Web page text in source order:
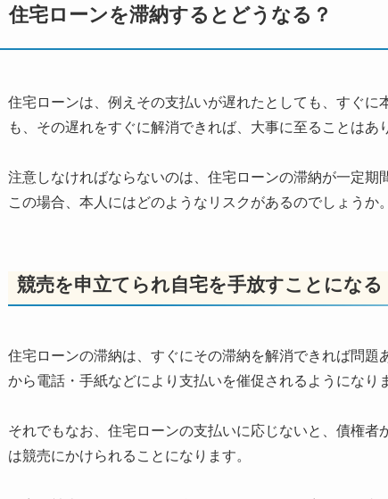
住宅ローンを滞納するとどうなる？
住宅ローンは、例えその支払いが遅れたとしても、すぐ
も、その遅れをすぐに解消できれば、大事に至ることはあ
注意しなければならないのは、住宅ローンの滞納が一定期
この場合、本人にはどのようなリスクがあるのでしょうか。
競売を申立てられ自宅を手放すことになる
住宅ローンの滞納は、すぐにその滞納を解消できれば問
から電話・手紙などにより支払いを催促されるようになり
それでもなお、住宅ローンの支払いに応じないと、債権
は競売にかけられることになります。